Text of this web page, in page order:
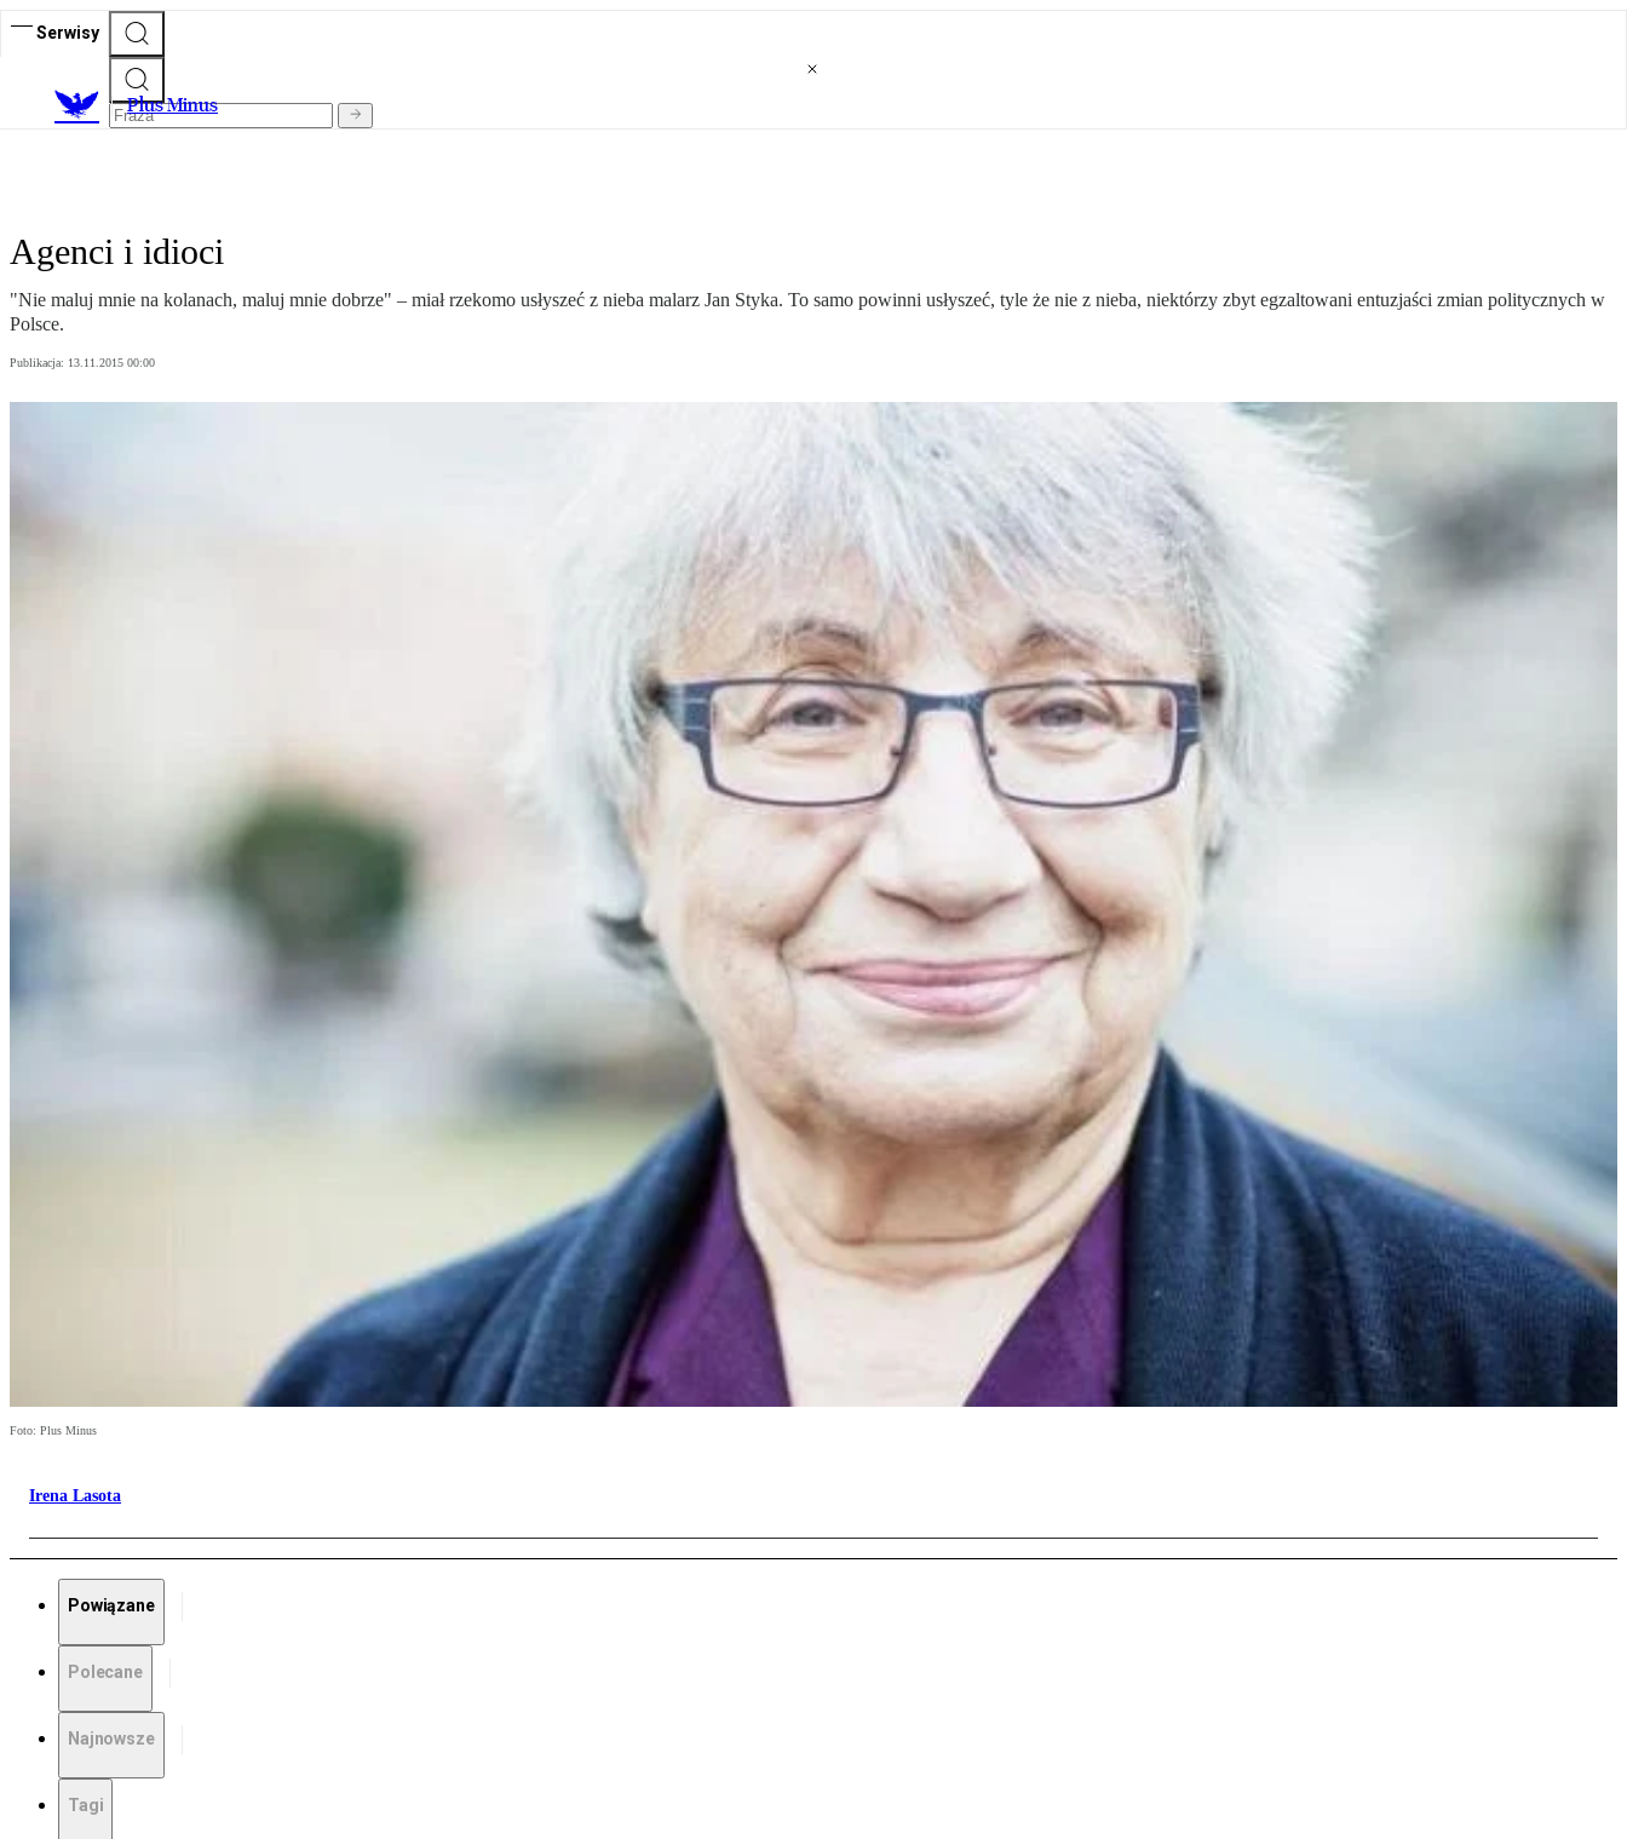
Serwisy
Plus Minus
Agenci i idioci
"Nie maluj mnie na kolanach, maluj mnie dobrze" – miał rzekomo usłyszeć z nieba malarz Jan Styka. To samo powinni usłyszeć, tyle że nie z nieba, niektórzy zbyt egzaltowani entuzjaści zmian politycznych w
Polsce.
Publikacja: 13.11.2015 00:00
Foto: Plus Minus
Irena Lasota
Powiązane
Polecane
Najnowsze
Tagi